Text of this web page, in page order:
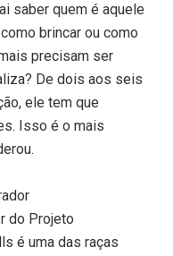
saber quem é aquele
brincar ou como
precisam ser
De dois aos seis
ele tem que
Isso é o mais
do Projeto
é uma das raças